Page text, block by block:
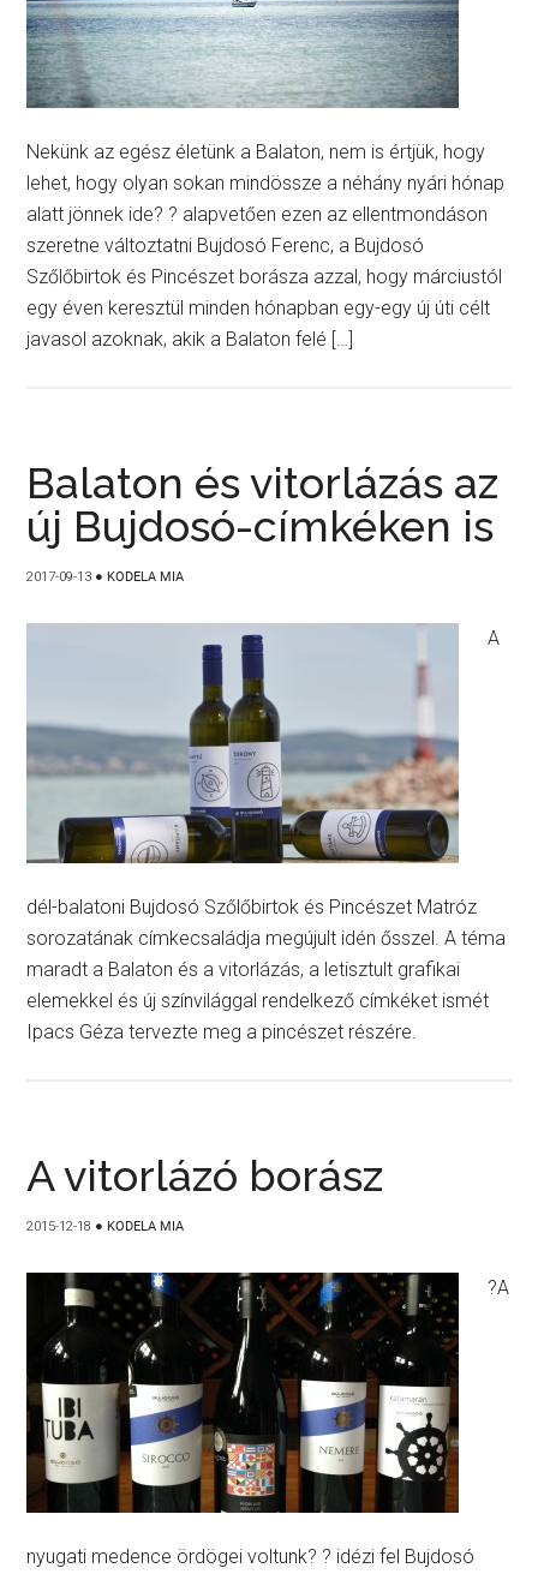
Nekünk az egész életünk a Balaton, nem is értjük, hogy
lehet, hogy olyan sokan mindössze a néhány nyári hónap
alatt jönnek ide? ? alapvetően ezen az ellentmondáson
szeretne változtatni Bujdosó Ferenc, a Bujdosó
Szőlőbirtok és Pincészet borásza azzal, hogy márciustól
egy éven keresztül minden hónapban egy-egy új úti célt
javasol azoknak, akik a Balaton felé […]
Balaton és vitorlázás az
új Bujdosó-címkéken is
2017-09-13 ● KODELA MIA
A
dél-balatoni Bujdosó Szőlőbirtok és Pincészet Matróz
sorozatának címkecsaládja megújult idén ősszel. A téma
maradt a Balaton és a vitorlázás, a letisztult grafikai
elemekkel és új színvilággal rendelkező címkéket ismét
Ipacs Géza tervezte meg a pincészet részére.
A vitorlázó borász
2015-12-18 ● KODELA MIA
?A
nyugati medence ördögei voltunk? ? idézi fel Bujdosó